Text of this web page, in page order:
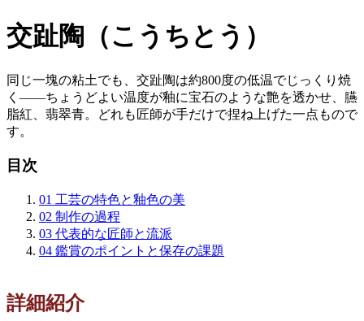
交趾陶（こうちとう）
同じ一塊の粘土でも、交趾陶は約800度の低温でじっくり焼
く——ちょうどよい温度が釉に宝石のような艶を透かせ、臙
脂紅、翡翠青。どれも匠師が手だけで捏ね上げた一点もので
す。
目次
01 工芸の特色と釉色の美
02 制作の過程
03 代表的な匠師と流派
04 鑑賞のポイントと保存の課題
詳細紹介